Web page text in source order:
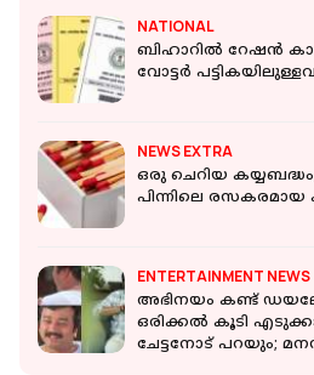
NATIONAL
ബിഹാറില്‍ റേഷന്‍
വോട്ടര്‍
NEWS EXTRA
ഒരു ചെറിയ കയ്യബദ്ധം;
പിന്നിലെ രസകരമായ
ENTERTAINMENT NEWS
അഭിനയം കണ്ട്
ഒരിക്കൽ കൂടി
ചേട്ടനോട് പറയും;